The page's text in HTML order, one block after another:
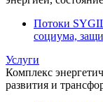
Потоки
социума,
Услуги
Комплекс
развития и